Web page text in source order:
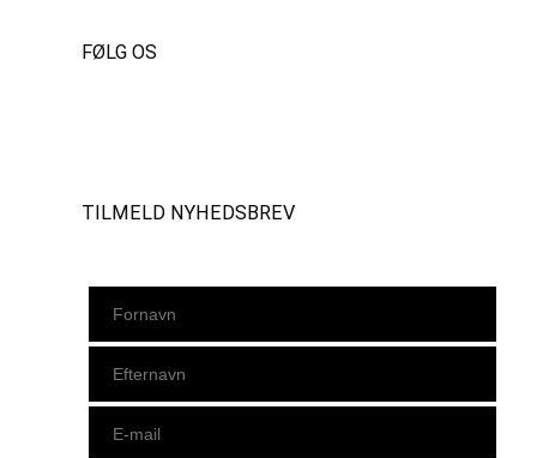
FØLG OS
TILMELD NYHEDSBREV